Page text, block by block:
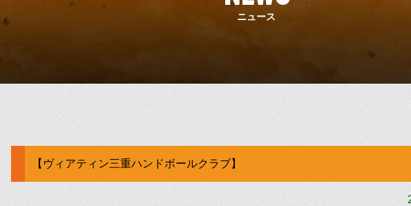
ニュース
【ヴィアティン三重ハンドボールクラブ】